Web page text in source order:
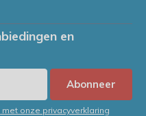
en
Abonneer
onze privacyverklaring